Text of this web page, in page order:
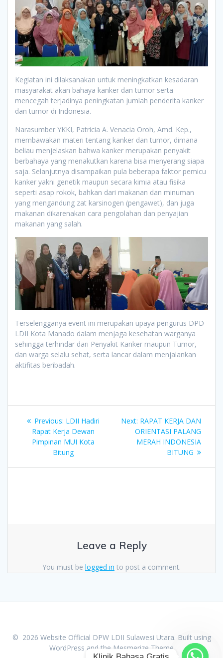
Kegiatan ini dilaksanakan untuk meningkatkan kesadaran
masyarakat akan bahaya kanker dan tumor serta
mencegah terjadinya peningkatan jumlah penderita kanker
dan tumor di Indonesia.
Narasumber YKKI, Patricia A. Venacia Oroh, Amd. Kep.,
membawakan materi tentang kanker dan tumor, dimana
beliau menjelaskan bahwa kanker merupakan penyakit
berbahaya yang menakutkan karena bisa menyerang siapa
saja. Selanjutnya disampaikan pula beberapa faktor pemicu
kanker yakni genetik maupun secara kimia atau fisika
seperti asap rokok, bahkan dari makanan dan minuman
yang mengandung zat karsinogen (pengawet), dan juga
makanan dikarenakan cara pengolahan dan penyajian
makanan yang salah.
Terselengganya event ini merupakan upaya pengurus DPD
LDII Kota Manado dalam menjaga kesehatan warganya
sehingga terhindar dari Penyakit Kanker maupun Tumor,
dan warga selalu sehat, serta lancar dalam menjalankan
aktifitas beribadah.
Post
navigation
Previous: Previous
post:
LDII Hadiri
Rapat Kerja Dewan
Pimpinan MUI Kota
Bitung
Next: Next
post:
RAPAT KERJA DAN
ORIENTASI PALANG
MERAH INDONESIA
BITUNG
Leave a Reply
You must be logged in to post a comment.
© 2026 Website Official DPW LDII Sulawesi Utara. Built using
WordPress and the Mesmerize Theme